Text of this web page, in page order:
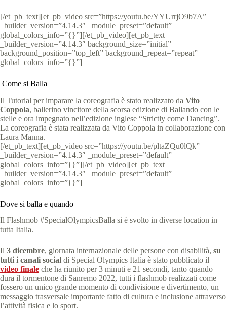
[/et_pb_text][et_pb_video src=”https://youtu.be/YYUrrjO9b7A”
_builder_version=”4.14.3″ _module_preset=”default”
global_colors_info=”{}”][/et_pb_video][et_pb_text
_builder_version=”4.14.3″ background_size=”initial”
background_position=”top_left” background_repeat=”repeat”
global_colors_info=”{}”]
Come si Balla
Il Tutorial per imparare la coreografia è stato realizzato da Vito
Coppola, ballerino vincitore della scorsa edizione di Ballando con le
stelle e ora impegnato nell’edizione inglese “Strictly come Dancing”.
La coreografia è stata realizzata da Vito Coppola in collaborazione con
Laura Manna.
[/et_pb_text][et_pb_video src=”https://youtu.be/pltaZQu0lQk”
_builder_version=”4.14.3″ _module_preset=”default”
global_colors_info=”{}”][/et_pb_video][et_pb_text
_builder_version=”4.14.3″ _module_preset=”default”
global_colors_info=”{}”]
Dove si balla e quando
Il Flashmob #SpecialOlympicsBalla si è svolto in diverse location in
tutta Italia.
Il 3 dicembre, giornata internazionale delle persone con disabilità, su
tutti i canali social di Special Olympics Italia è stato pubblicato il
video finale che ha riunito per 3 minuti e 21 secondi, tanto quando
dura il tormentone di Sanremo 2022, tutti i flashmob realizzati come
fossero un unico grande momento di condivisione e divertimento, un
messaggio trasversale importante fatto di cultura e inclusione attraverso
l’attività fisica e lo sport.